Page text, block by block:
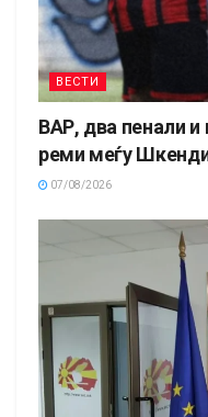
ВЕСТИ
ВАР, два пенали
реми меѓу
07/08/2026